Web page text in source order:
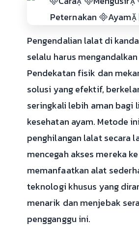
Pengendalian lalat di
selalu harus
Pendekatan fisik dan
solusi yang efektif,
seringkali lebih aman bagi
kesehatan ayam. Metode
penghilangan lalat secara
mencegah akses mereka
memanfaatkan alat
teknologi khusus yang
menarik dan menjebak
pengganggu ini.